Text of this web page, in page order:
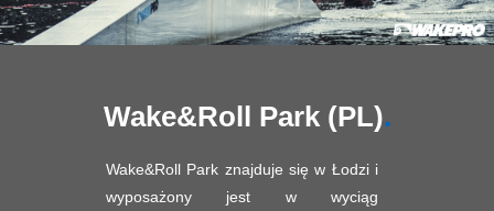
Wake&Roll Park (PL)
Wake&Roll Park znajduje się w Łodzi i
wyposażony jest w wyciąg